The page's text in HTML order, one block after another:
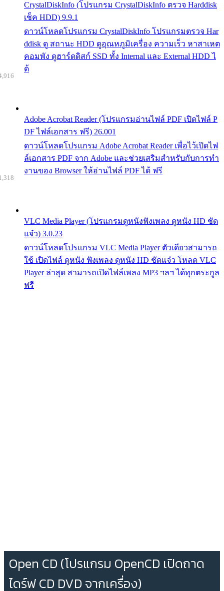
CrystalDiskInfo (โปรแกรม CrystalDiskInfo ตรวจ Harddisk
เช็ค HDD) 9.9.1
ดาวน์โหลดโปรแกรม CrystalDiskInfo โปรแกรมตรวจ Har
ddisk ดู สถานะ HDD ดูอุณหภูมิเครื่อง ความเร็ว หาสาเหต
คอมพัง ดูฮาร์ดดิสก์ SSD ทั้ง Internal และ External HDD ไ
ด้
Adobe Acrobat Reader (โปรแกรมอ่านไฟล์ PDF เปิดไฟล์ P
DF ไฟล์เอกสาร ฟรี) 26.001
ดาวน์โหลดโปรแกรม Adobe Acrobat Reader เพื่อไว้เปิดไฟ
ล์เอกสาร PDF จาก Adobe และช่วยเสริมสำหรับกับการทำ
งานของ Browser ให้อ่านไฟล์ PDF ได้ ฟรี
VLC Media Player (โปรแกรมดูหนังฟังเพลง ดูหนัง HD ชัด
แจ๋ว) 3.0.23
ดาวน์โหลดโปรแกรม VLC Media Player ตัวเดียวสามารถ
ใช้ เปิดไฟล์ ดูหนัง ฟังเพลง ดูหนัง HD ชัดแจ๋ว โหลด VLC
Player ล่าสุด สามารถเปิดไฟล์เพลง MP3 ฯลฯ ได้ทุกตระกูล
ฟรี
Open CD (โปรแกรม OpenCD เปิดถาด
ไดร์ฟ CD DVD จากเครื่อง)